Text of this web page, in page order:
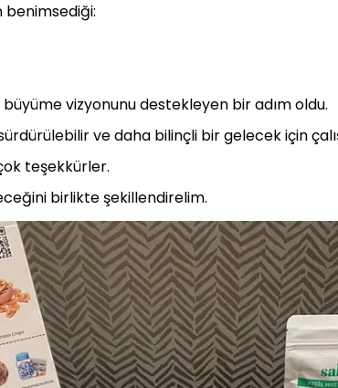
benimsediği:
vizyonunu destekleyen bir adım oldu.
ve daha bilinçli bir gelecek için
teşekkürler.
birlikte şekillendirelim.